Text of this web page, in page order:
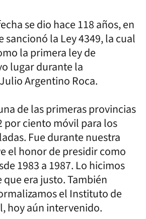
se dio hace 118 años, en
sancionó la Ley 4349, la cual
la primera ley de
lugar durante la
Argentino Roca.
de las primeras provincias
por ciento móvil para los
Fue durante nuestra
el honor de presidir como
1983 a 1987. Lo hicimos
era justo. También
el Instituto de
hoy aún intervenido.